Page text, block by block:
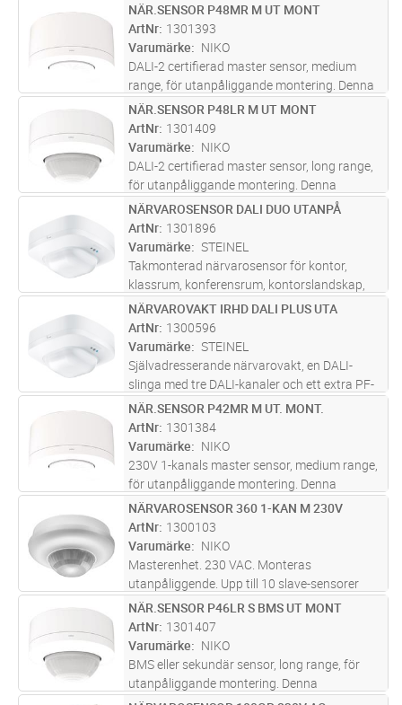
ST Lägg i kundvagn
NÄR.SENSOR P48MR M UT MONT
ArtNr 1301393
Varumärke
NIKO
DALI-2 certifierad master sensor, medium
range, för utanpåliggande montering. Denna
närvarosensor är en master sensor med ett
stort utbud av avancerade funktioner. Den har
medium räckvidd för DALI-lj
ST Lägg i kundvagn
NÄR.SENSOR P48LR M UT MONT
ArtNr 1301409
Varumärke
NIKO
DALI-2 certifierad master sensor, long range,
för utanpåliggande montering. Denna
närvarosensor är en master sensor med ett
stort utbud av avancerade funktioner. Den har
lång räckvidd för DALI-ljusst
ST Lägg i kundvagn
NÄRVAROSENSOR DALI DUO UTANPÅ
ArtNr 1301896
Varumärke
STEINEL
Takmonterad närvarosensor för kontor,
klassrum, konferensrum, kontorslandskap,
industrihall. Två DALI-grupper med
individuella tryckknapps-ingångar för dimring,
on/off. Dagsljusstyrning (konstantslju
mer
ST Lägg i kundvagn
NÄRVAROVAKT IRHD DALI PLUS UTA
ArtNr 1300596
Varumärke
STEINEL
Självadresserande närvarovakt, en DALI-
slinga med tre DALI-kanaler och ett extra PF-
relä. För rum där mer än en DALI-grupp
behövs, som klassrum, konferensrum,
kontorslandskap, industrihall, garage. M
mer
ST Lägg i kundvagn
NÄR.SENSOR P42MR M UT. MONT.
ArtNr 1301384
Varumärke
NIKO
230V 1-kanals master sensor, medium range,
för utanpåliggande montering. Denna
närvarosensor är en master sensor med
medium räckvidd för automatisk ljusstyrning.
Utöka räckvidden med en 230V sekundär
mer
ST Lägg i kundvagn
NÄRVAROSENSOR 360 1-KAN M 230V
ArtNr 1300103
Varumärke
NIKO
Masterenhet. 230 VAC. Monteras
utanpåliggende. Upp till 10 slave-sensorer
med artikel nr 41-703 kan anslutas för att öka
detekteringsområdet. Stort
detekteringsområde - upp till 450 m².
Detekterar sm...läs mer
ST Lägg i kundvagn
NÄR.SENSOR P46LR S BMS UT MONT
ArtNr 1301407
Varumärke
NIKO
BMS eller sekundär sensor, long range, för
utanpåliggande montering. Denna